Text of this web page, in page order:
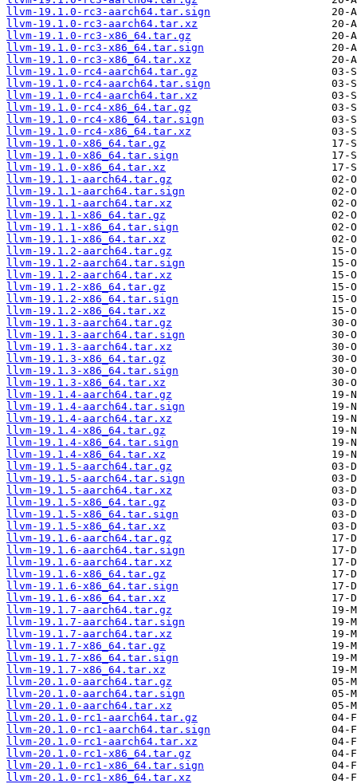
llvm-19.1.0-rc3-aarch64.tar.sign
llvm-19.1.0-rc3-aarch64.tar.xz
llvm-19.1.0-rc3-x86_64.tar.gz
llvm-19.1.0-rc3-x86_64.tar.sign
llvm-19.1.0-rc3-x86_64.tar.xz
llvm-19.1.0-rc4-aarch64.tar.gz
llvm-19.1.0-rc4-aarch64.tar.sign
llvm-19.1.0-rc4-aarch64.tar.xz
llvm-19.1.0-rc4-x86_64.tar.gz
llvm-19.1.0-rc4-x86_64.tar.sign
llvm-19.1.0-rc4-x86_64.tar.xz
llvm-19.1.0-x86_64.tar.gz
llvm-19.1.0-x86_64.tar.sign
llvm-19.1.0-x86_64.tar.xz
llvm-19.1.1-aarch64.tar.gz
llvm-19.1.1-aarch64.tar.sign
llvm-19.1.1-aarch64.tar.xz
llvm-19.1.1-x86_64.tar.gz
llvm-19.1.1-x86_64.tar.sign
llvm-19.1.1-x86_64.tar.xz
llvm-19.1.2-aarch64.tar.gz
llvm-19.1.2-aarch64.tar.sign
llvm-19.1.2-aarch64.tar.xz
llvm-19.1.2-x86_64.tar.gz
llvm-19.1.2-x86_64.tar.sign
llvm-19.1.2-x86_64.tar.xz
llvm-19.1.3-aarch64.tar.gz
llvm-19.1.3-aarch64.tar.sign
llvm-19.1.3-aarch64.tar.xz
llvm-19.1.3-x86_64.tar.gz
llvm-19.1.3-x86_64.tar.sign
llvm-19.1.3-x86_64.tar.xz
llvm-19.1.4-aarch64.tar.gz
llvm-19.1.4-aarch64.tar.sign
llvm-19.1.4-aarch64.tar.xz
llvm-19.1.4-x86_64.tar.gz
llvm-19.1.4-x86_64.tar.sign
llvm-19.1.4-x86_64.tar.xz
llvm-19.1.5-aarch64.tar.gz
llvm-19.1.5-aarch64.tar.sign
llvm-19.1.5-aarch64.tar.xz
llvm-19.1.5-x86_64.tar.gz
llvm-19.1.5-x86_64.tar.sign
llvm-19.1.5-x86_64.tar.xz
llvm-19.1.6-aarch64.tar.gz
llvm-19.1.6-aarch64.tar.sign
llvm-19.1.6-aarch64.tar.xz
llvm-19.1.6-x86_64.tar.gz
llvm-19.1.6-x86_64.tar.sign
llvm-19.1.6-x86_64.tar.xz
llvm-19.1.7-aarch64.tar.gz
llvm-19.1.7-aarch64.tar.sign
llvm-19.1.7-aarch64.tar.xz
llvm-19.1.7-x86_64.tar.gz
llvm-19.1.7-x86_64.tar.sign
llvm-19.1.7-x86_64.tar.xz
llvm-20.1.0-aarch64.tar.gz
llvm-20.1.0-aarch64.tar.sign
llvm-20.1.0-aarch64.tar.xz
llvm-20.1.0-rc1-aarch64.tar.gz
llvm-20.1.0-rc1-aarch64.tar.sign
llvm-20.1.0-rc1-aarch64.tar.xz
llvm-20.1.0-rc1-x86_64.tar.gz
llvm-20.1.0-rc1-x86_64.tar.sign
llvm-20.1.0-rc1-x86_64.tar.xz